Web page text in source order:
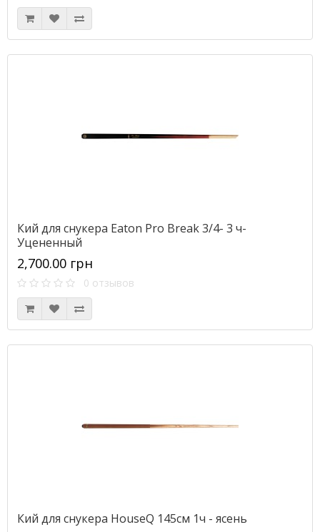
Кий для снукера Eaton Pro Break 3/4- 3 ч-
Уцененный
2,700.00 грн
0 отзывов
Кий для снукера HouseQ 145см 1ч - ясень